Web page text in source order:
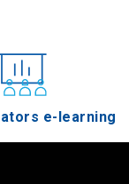
e-learning